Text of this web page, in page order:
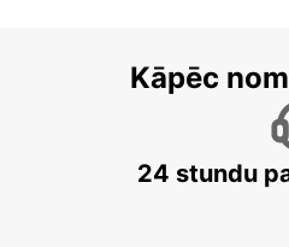
Kāpēc
24 stundu